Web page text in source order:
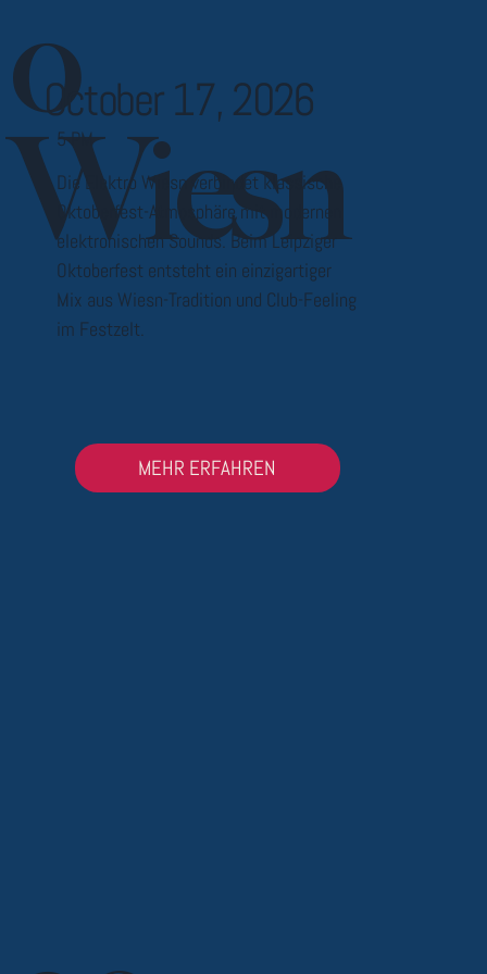
o
Wiesn
October 17, 2026
5 PM
Die Elektro Wiesn verbindet klassische
Oktoberfest-Atmosphäre mit modernen
elektronischen Sounds. Beim Leipziger
Oktoberfest entsteht ein einzigartiger
Mix aus Wiesn-Tradition und Club-Feeling
im Festzelt.
MEHR ERFAHREN